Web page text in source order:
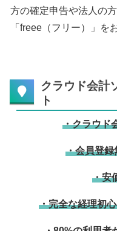
方の確定申告や法人の
「freee（フリー）」を
クラウド会計
ト
・クラウド
・会員登録
・安
・完全な経理初